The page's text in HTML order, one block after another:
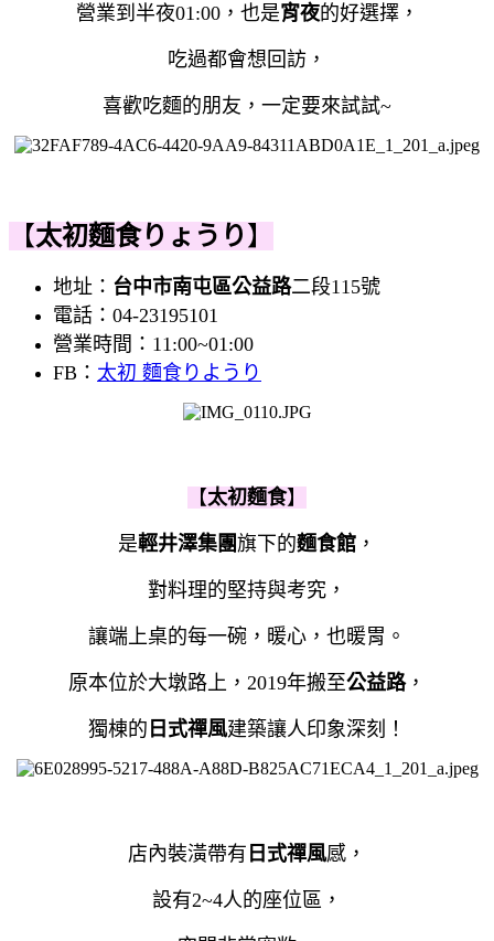
營業到半夜01:00，也是宵夜的好選擇，
吃過都會想回訪，
喜歡吃麵的朋友，一定要來試試~
【太初麵食りょうり 】
地址： 台中市南屯區公益路二段115號
電話： 04-23195101
營業時間：11:00~01:00
FB： 太初 麵食りようり
【太初麵食】
是輕井澤集團旗下的麵食館 ，
對料理的堅持與考究，
讓端上桌的每一碗，暖心，也暖胃。
原本位於大墩路上，2019年搬至公益路，
獨棟的 日式禪風建築讓人印象深刻！
店內裝潢帶有 日式禪風感，
設有2~4人的座位區，